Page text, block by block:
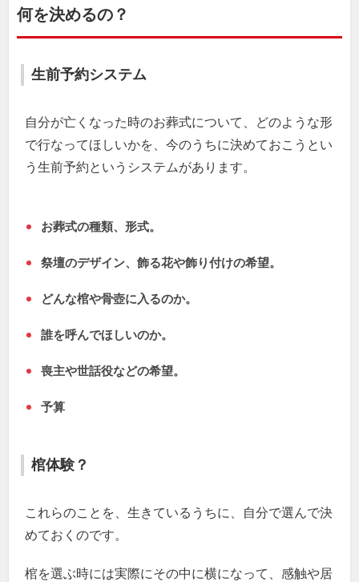
何を決めるの？
生前予約システム
自分が亡くなった時のお葬式について、どのような形
で行なってほしいかを、今のうちに決めておこうとい
う生前予約というシステムがあります。
お葬式の種類、形式。
祭壇のデザイン、飾る花や飾り付けの希望。
どんな棺や骨壺に入るのか。
誰を呼んでほしいのか。
喪主や世話役などの希望。
予算
棺体験？
これらのことを、生きているうちに、自分で選んで決
めておくのです。
棺を選ぶ時には実際にその中に横になって、感触や居